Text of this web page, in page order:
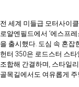
전 세계 미들급 모터사이
로얄엔필드에서 ‘에스프
을 출시했다. 도심 속 혼
헌터 350은 로드스터 스
조합해 간결하며, 스타일
골목길에서도 여유롭게